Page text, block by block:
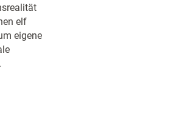
elf
eigene